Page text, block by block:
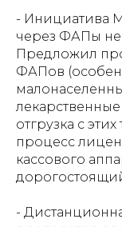
- Инициатива
через ФАПы не
Предложил
ФАПов
отгрузка с
процесс
кассового
⁠-